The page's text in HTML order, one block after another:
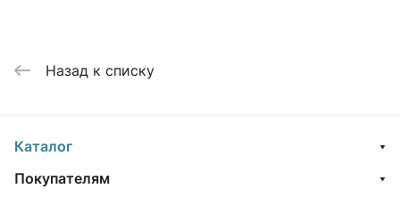
Назад к списку
Каталог
Покупателям